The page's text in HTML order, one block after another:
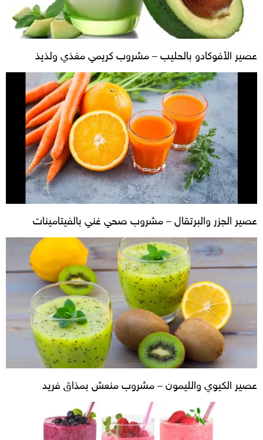
عصير الأفوكادو بالحليب – مشروب كريمي مغذي ولذيذ
عصير الجزر والبرتقال – مشروب صحي غني بالفيتامينات
عصير الكيوي والليمون – مشروب منعش بمذاق فريد